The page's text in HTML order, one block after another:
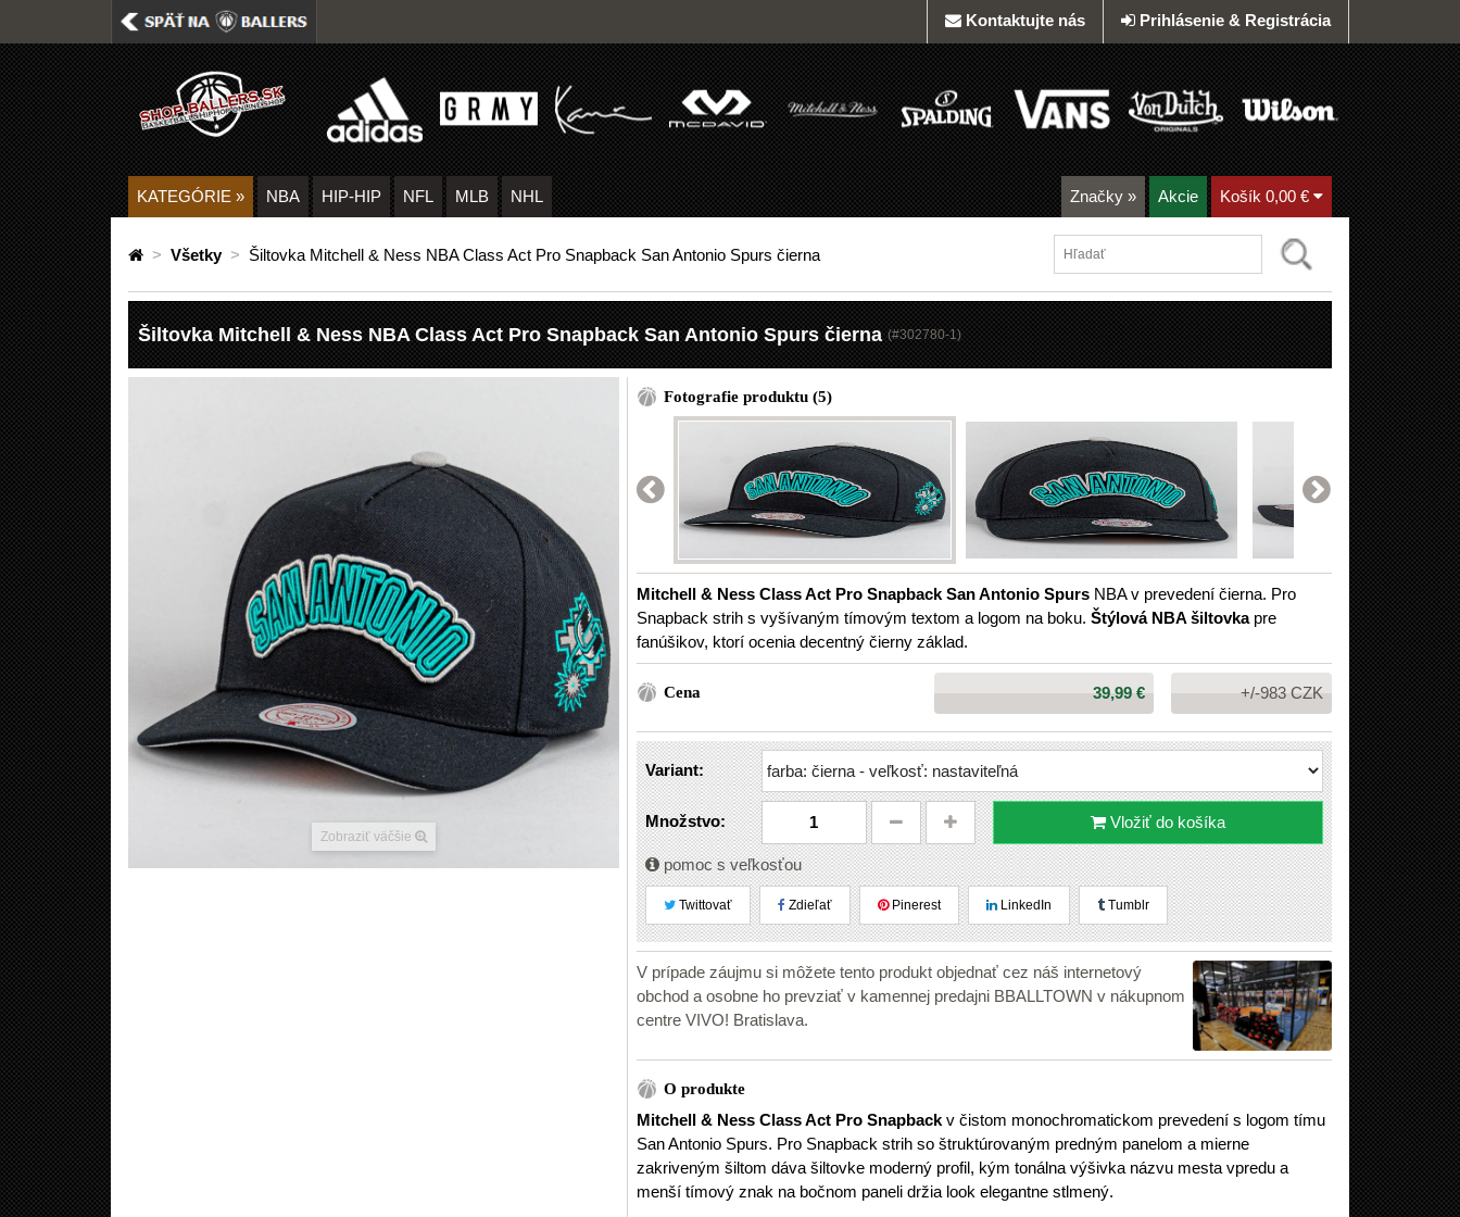
Prihlásenie & Registrácia
Kontaktujte nás
KATEGÓRIE » NBA HIP-HIP NFL MLB NHL Značky » Akcie Košík 0,00 €
> Všetky > Šiltovka Mitchell & Ness NBA Class Act Pro Snapback San Antonio Spurs čierna
Šiltovka Mitchell & Ness NBA Class Act Pro Snapback San Antonio Spurs čierna (#302780-1)
Zobraziť väčšie
Fotografie produktu (5)
Mitchell & Ness Class Act Pro Snapback San Antonio Spurs NBA v prevedení čierna. Pro
Snapback strih s vyšívaným tímovým textom a logom na boku.Štýlová NBA šiltovkapre
fanúšikov, ktorí ocenia decentný čierny základ.
Cena Cena:
39,99 € +/-983 CZK
Variant:
Množstvo: Vložiť do košíka
pomoc s veľkosťou
Twittovať Zdieľať Pinerest LinkedIn Tumblr
V prípade záujmu si môžete tento produkt objednať cez náš internetový
obchod a osobne ho prevziať v kamennej predajni BBALLTOWN v nákupnom
centre VIVO! Bratislava.
O produkte
Mitchell & Ness Class Act Pro Snapback v čistom monochromatickom prevedení s logom tímu
San Antonio Spurs. Pro Snapback strih so štruktúrovaným predným panelom a mierne
zakriveným šiltom dáva šiltovke moderný profil, kým tonálna výšivka názvu mesta vpredu a
menší tímový znak na bočnom paneli držia look elegantne stlmený.